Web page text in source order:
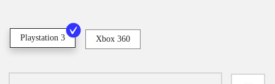
Playstation 3 Xbox 360